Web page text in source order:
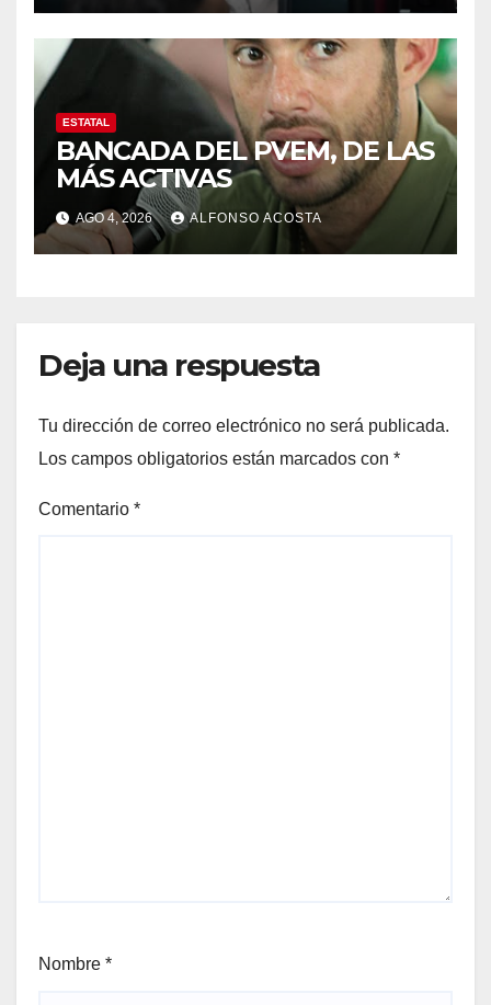
ESTATAL
BANCADA DEL PVEM, DE LAS
MÁS ACTIVAS
AGO 4, 2026 ALFONSO ACOSTA
Deja una respuesta
Tu dirección de correo electrónico no será publicada.
Los campos obligatorios están marcados con *
Comentario *
Nombre *